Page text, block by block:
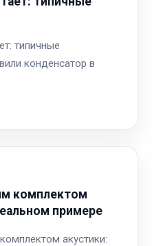
типичные
конденсатор в
комплектом
примере
акустики: